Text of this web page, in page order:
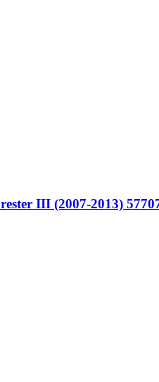
III (2007-2013)